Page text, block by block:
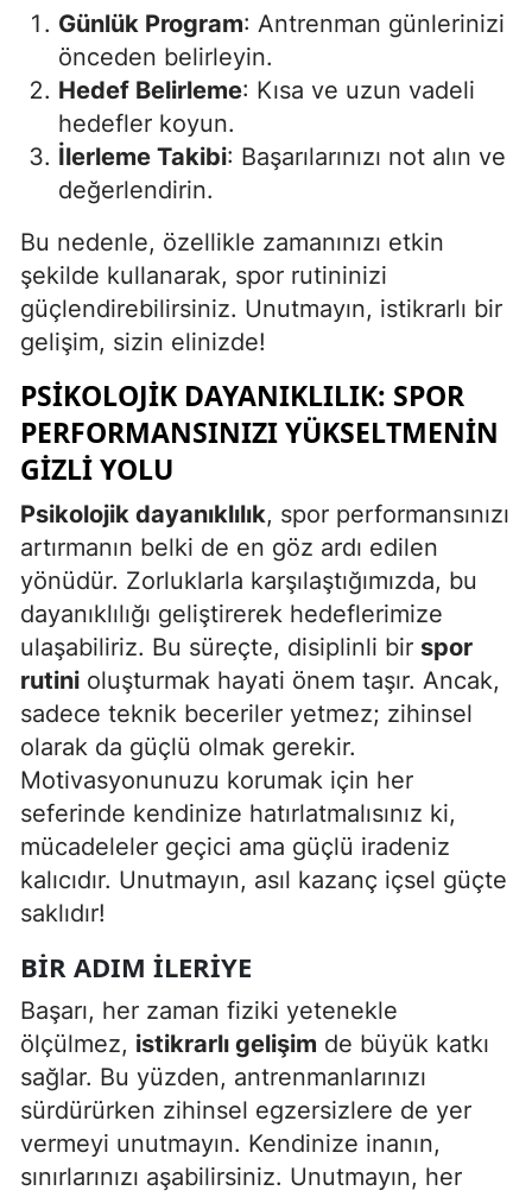
Günlük Program: Antrenman günlerinizi
önceden belirleyin.
Hedef Belirleme: Kısa ve uzun vadeli
hedefler koyun.
İlerleme Takibi: Başarılarınızı not alın ve
değerlendirin.
Bu nedenle, özellikle zamanınızı etkin
şekilde kullanarak, spor rutininizi
güçlendirebilirsiniz. Unutmayın, istikrarlı bir
gelişim, sizin elinizde!
PSIKOLOJIK DAYANIKLILIK: SPOR
PERFORMANSINIZI YÜKSELTMENIN
GIZLI YOLU
Psikolojik dayanıklılık, spor performansınızı
artırmanın belki de en göz ardı edilen
yönüdür. Zorluklarla karşılaştığımızda, bu
dayanıklılığı geliştirerek hedeflerimize
ulaşabiliriz. Bu süreçte, disiplinli bir spor
rutini oluşturmak hayati önem taşır. Ancak,
sadece teknik beceriler yetmez; zihinsel
olarak da güçlü olmak gerekir.
Motivasyonunuzu korumak için her
seferinde kendinize hatırlatmalısınız ki,
mücadeleler geçici ama güçlü iradeniz
kalıcıdır. Unutmayın, asıl kazanç içsel güçte
saklıdır!
BIR ADIM İLERIYE
Başarı, her zaman fiziki yetenekle
ölçülmez, istikrarlı gelişim de büyük katkı
sağlar. Bu yüzden, antrenmanlarınızı
sürdürürken zihinsel egzersizlere de yer
vermeyi unutmayın. Kendinize inanın,
sınırlarınızı aşabilirsiniz. Unutmayın, her